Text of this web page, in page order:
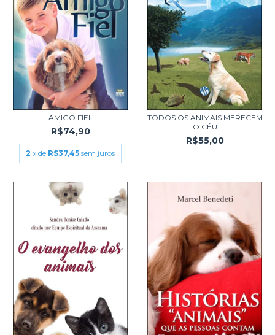
AMIGO FIEL
R$74,90
2 x de R$37,45 sem juros
TODOS OS ANIMAIS MERECEM
O CÉU
R$55,00